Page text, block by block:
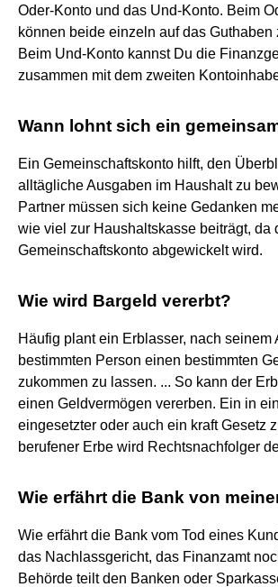
Oder-Konto und das Und-Konto. Beim
können beide einzeln auf das Guthaben
Beim Und-Konto kannst Du die
zusammen mit dem zweiten
Wann lohnt sich ein
Ein Gemeinschaftskonto hilft, den
alltägliche Ausgaben im Haushalt zu
Partner müssen sich keine Gedanken
wie viel zur Haushaltskasse beiträgt, da
Gemeinschaftskonto abgewickelt wird.
Wie wird Bargeld vererbt?
Häufig plant ein Erblasser, nach seinem
bestimmten Person einen bestimmten
zukommen zu lassen. ... So kann der
einen Geldvermögen vererben. Ein in
eingesetzter oder auch ein kraft Gesetz
berufener Erbe wird Rechtsnachfolger
Wie erfährt die Bank von
Wie erfährt die Bank vom Tod eines
das Nachlassgericht, das Finanzamt
Behörde teilt den Banken oder